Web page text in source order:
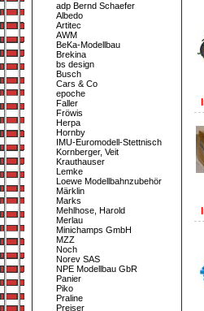
adp Bernd Schaefer
Albedo
Artitec
AWM
BeKa-Modellbau
Brekina
bs design
Busch
Cars & Co
epoche
Faller
Fröwis
Herpa
Hornby
IMU-Euromodell-Stettnisch
Kornberger, Veit
Krauthauser
Lemke
Loewe Modellbahnzubehör
Märklin
Marks
Mehlhose, Harold
Merlau
Minichamps GmbH
MZZ
Noch
Norev SAS
NPE Modellbau GbR
Panier
Piko
Praline
Preiser